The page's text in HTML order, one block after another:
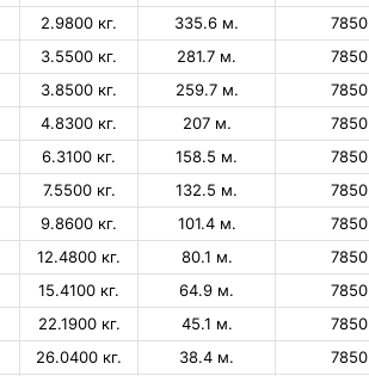
2.9800 кг. 335.6 м. 7850
3.5500 кг. 281.7 м. 7850
3.8500 кг. 259.7 м. 7850
4.8300 кг. 207 м. 7850
6.3100 кг. 158.5 м. 7850
7.5500 кг. 132.5 м. 7850
9.8600 кг. 101.4 м. 7850
12.4800 кг. 80.1 м. 7850
15.4100 кг. 64.9 м. 7850
22.1900 кг. 45.1 м. 7850
26.0400 кг. 38.4 м. 7850